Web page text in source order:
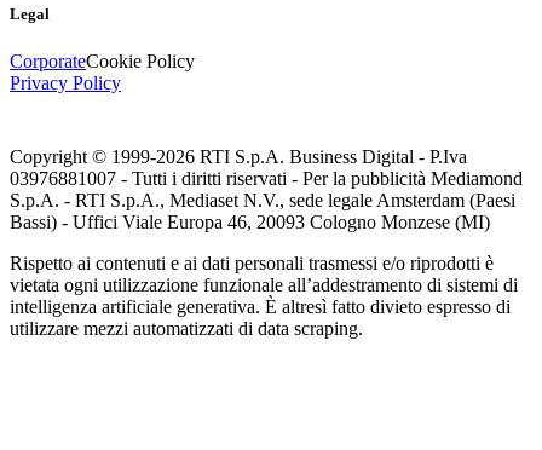
Legal
CorporateCookie Policy
Privacy Policy
Copyright © 1999-2026 RTI S.p.A. Business Digital - P.Iva
03976881007 - Tutti i diritti riservati - Per la pubblicità Mediamond
S.p.A. - RTI S.p.A., Mediaset N.V., sede legale Amsterdam (Paesi
Bassi) - Uffici Viale Europa 46, 20093 Cologno Monzese (MI)
Rispetto ai contenuti e ai dati personali trasmessi e/o riprodotti è
vietata ogni utilizzazione funzionale all’addestramento di sistemi di
intelligenza artificiale generativa. È altresì fatto divieto espresso di
utilizzare mezzi automatizzati di data scraping.